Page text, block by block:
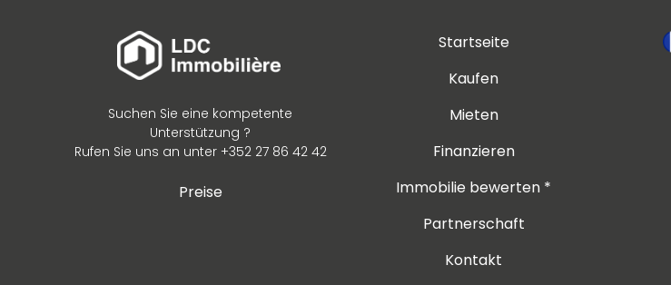
Suchen Sie eine kompetente
Unterstützung ?
Rufen Sie uns an unter +352 27 86 42 42
Preise
Startseite
Kaufen
Mieten
Finanzieren
Immobilie bewerten *
Partnerschaft
Kontakt